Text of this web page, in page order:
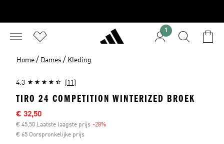
1
Home / Dames / Kleding
4.3 (11)
TIRO 24 COMPETITION WINTERIZED BROEK
Sale price
€ 32,50
€ 45,50 Laatste laagste prijs -28%
€ 65 Oorspronkelijke prijs